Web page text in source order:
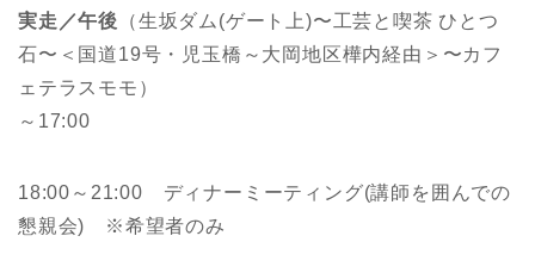
実走／午後 （生坂ダム(ゲート上)〜工芸と喫茶 ひとつ
石〜＜国道19号・児玉橋～大岡地区樺内経由＞〜カフ
ェテラスモモ）
～17:00
18:00～21:00 ディナーミーティング(講師を囲んでの
懇親会) ※希望者のみ